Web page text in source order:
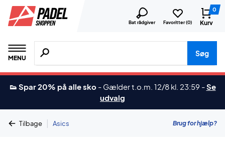
Bat rådgiver Favoritter (0)
0
Kurv
MENU
Søg efter produkter, mærker etc.
Søg
👟 Spar 20% på alle sko - Gælder t.o.m. 12/8 kl. 23:59 -Se
udvalg
Tilbage | Asics Brug for hjælp?